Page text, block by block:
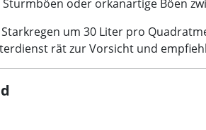
oder orkanartige Böen
um 30 Liter pro
rät zur Vorsicht und